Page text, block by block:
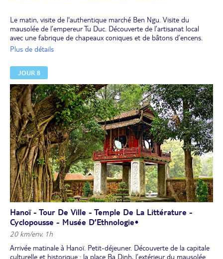
Le matin, visite de l'authentique marché Ben Ngu. Visite du
mausolée de l’empereur Tu Duc. Découverte de l’artisanat local
avec une fabrique de chapeaux coniques et de bâtons d’encens.
Déjeuner.
avec un maître calligraphe. Chaque participant repartira avec pour
cadeau une calligraphie originale porte-bonheur.
Atelier de confection de cerfs-volants traditionnels chez un artisan.
Dîner pique-nique.
Train de nuit en couchettes climatisées pour Hanoï.
Plus de détails
JOUR 8
Hanoï - Tour De Ville - Temple De La Littérature -
Cyclopousse - Musée D’Ethnologie•
20 km/env. 1h
Arrivée matinale à Hanoï. Petit-déjeuner. Découverte de la capitale
culturelle et historique : la place Ba Dinh, l’extérieur du mausolée